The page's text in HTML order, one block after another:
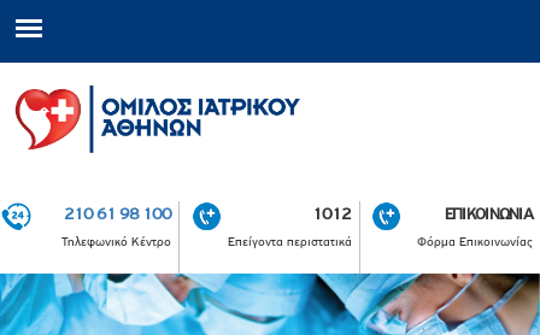
210 61 98 100
Τηλεφωνικό Κέντρο
1012
Επείγοντα περιστατικά
ΕΠΙΚΟΙΝΩΝΙΑ
Φόρμα Επικοινωνίας